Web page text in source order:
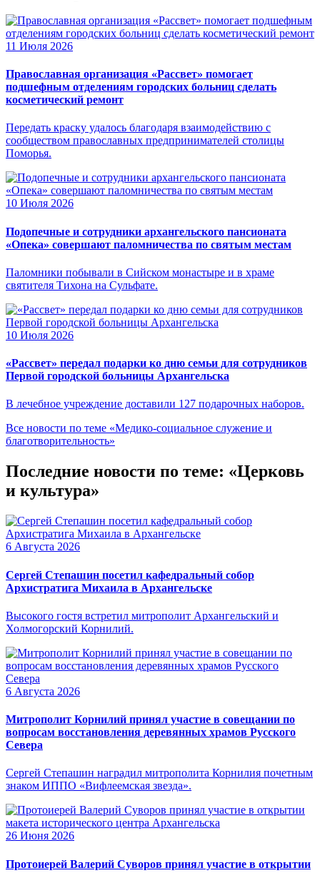
11 Июля 2026
Православная организация «Рассвет» помогает
подшефным отделениям городских больниц сделать
косметический ремонт
Передать краску удалось благодаря взаимодействию с
сообществом православных предпринимателей столицы
Поморья.
10 Июля 2026
Подопечные и сотрудники архангельского пансионата
«Опека» совершают паломничества по святым местам
Паломники побывали в Сийском монастыре и в храме
святителя Тихона на Сульфате.
10 Июля 2026
«Рассвет» передал подарки ко дню семьи для сотрудников
Первой городской больницы Архангельска
В лечебное учреждение доставили 127 подарочных наборов.
Все новости по теме «Медико-социальное служение и
благотворительность»
Последние новости по теме: «Церковь
и культура»
6 Августа 2026
Сергей Степашин посетил кафедральный собор
Архистратига Михаила в Архангельске
Высокого гостя встретил митрополит Архангельский и
Холмогорский Корнилий.
6 Августа 2026
Митрополит Корнилий принял участие в совещании по
вопросам восстановления деревянных храмов Русского
Севера
Сергей Степашин наградил митрополита Корнилия почетным
знаком ИППО «Вифлеемская звезда».
26 Июня 2026
Протоиерей Валерий Суворов принял участие в открытии